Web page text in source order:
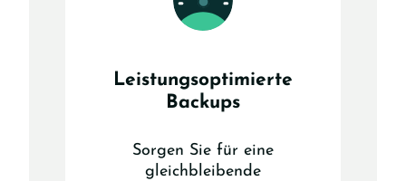
Leistungsoptimierte
Backups
Sorgen Sie für eine
gleichbleibende